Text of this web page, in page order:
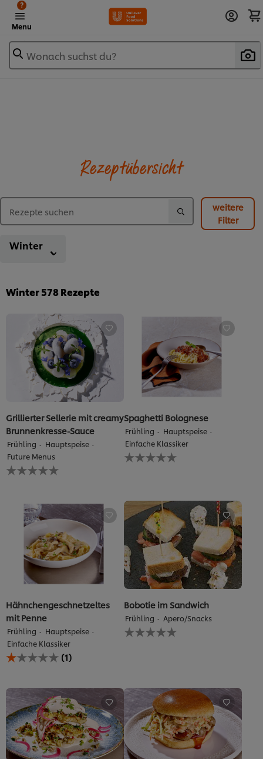
Menu
?
Wonach suchst du?
Rezeptübersicht
weitere
Filter
Winter
Winter578Rezepte
Grillierter Sellerie mit creamy
Brunnenkresse-Sauce
Frühling
Hauptspeise
Future Menus
Keine
Bewertungen
recipe
abgegeben
Spaghetti Bolognese
Frühling
Hauptspeise
Einfache Klassiker
Keine
Bewertungen
abgegeben
Hähnchengeschnetzeltes
mit Penne
Frühling
Hauptspeise
Einfache Klassiker
Die
durchschnittliche
Hähnchengeschnetzeltes
Penne
beträgt
1.0
von
(1)
Bobotie im Sandwich
Frühling Apero/Snacks
Keine
Bewertungen